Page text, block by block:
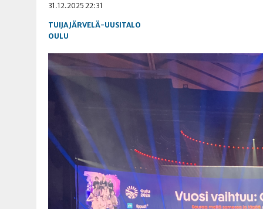
08.08.2026 | MENO­VINK­KE­JÄ LOP­PU­KE­SÄN TAPAHTUMIIN
31.12.2025 22:31
TUIJA JÄRVELÄ-UUSITALO
OULU